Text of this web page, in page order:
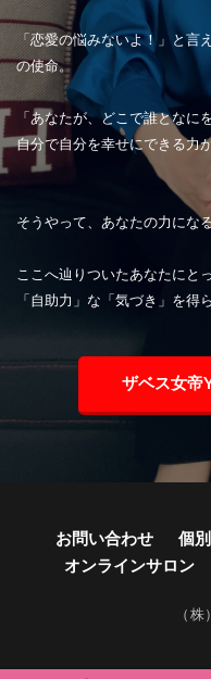
「恋愛の悩みないよ！」と
の使命。
「あなたが、どこで誰となに
自分で自分を幸せにできる力
そうやって、あなたの力にな
ここへ辿りついたあなたにと
「自助力」な「気づき」を得
ザベス女帝
お問い合わせ 個
オンラインサロン
（